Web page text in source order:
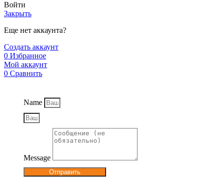
Войти
Закрыть
Еще нет аккаунта?
Создать аккаунт
0 Избранное
Мой аккаунт
0 Сравнить
Name
Message
Отправить